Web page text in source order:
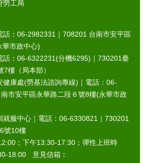
勞工局
：06-2982331｜ 708201 台南市安平區
華市政中心)
：06-6322231(分機6295)｜ 730201臺
樓（局本部）
健康處(勞基法諮詢專線)｜電話：06-
南市安平區永華路二段６號8樓(永華市政
服中心｜電話：06-6330821｜ 730201
號10樓
；下午13:30-17:30；彈性上班時
18:00 意見信箱︰